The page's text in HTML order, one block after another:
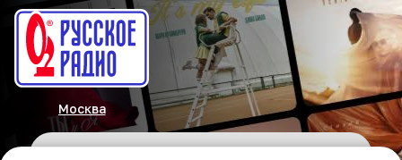
Москва